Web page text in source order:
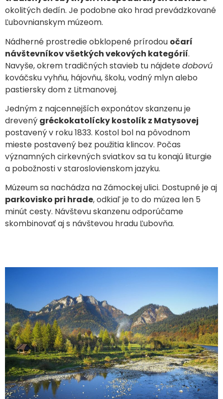
okolitých dedín. Je podobne ako hrad prevádzkované
Ľubovnianskym múzeom.
Nádherné prostredie obklopené prírodou očarí
návštevníkov všetkých vekových kategórií.
Navyše, okrem tradičných stavieb tu nájdetedobovú
kováčsku vyhňu, hájovňu, školu, vodný mlyn alebo
pastiersky dom z Litmanovej.
Jedným z najcennejších exponátov skanzenu je
drevený gréckokatolícky kostolík z Matysovej
postavený v roku 1833. Kostol bol na pôvodnom
mieste postavený bez použitia klincov. Počas
významných cirkevných sviatkov sa tu konajú liturgie
a pobožnosti v staroslovienskom jazyku.
Múzeum sa nachádza na Zámockej ulici. Dostupné je aj
parkovisko pri hrade, odkiaľ je to do múzea len 5
minút cesty. Návštevu skanzenu odporúčame
skombinovať aj s návštevou hradu Ľubovňa.